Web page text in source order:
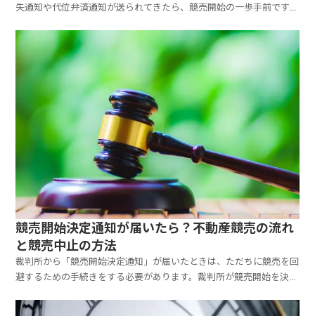
失通知や代位弁済通知が送られてきたら、競売開始の一歩手前です。
（担保不動産）が競売にかけられます。期限の利益喪失や代位弁済と
は何か、その通知が送られて来たら、どう対応すればよい...
競売開始決定通知が届いたら？不動産競売の流れ
と競売中止の方法
裁判所から「競売開始決定通知」が届いたときは、ただちに競売を回
避するための手続きをする必要があります。裁判所が競売開始を決定
ではありませんが、対応できる時間はあまり残されていません。ここ